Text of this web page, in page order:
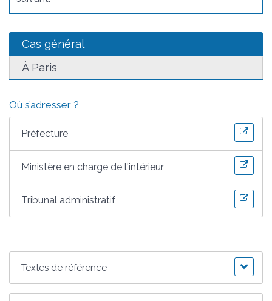
Cas général
À Paris
Où s’adresser ?
Préfecture
Ministère en charge de l'intérieur
Tribunal administratif
Textes de référence